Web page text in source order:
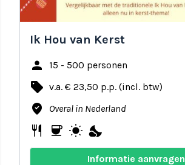
Ik Hou van Kerst
person 15 - 500 personen
local_offer v.a. € 23,50 p.p. (incl. btw)
where_to_vote Overal in Nederland
restaurant coffee wb_sunny nights_stay
Informatie aanvragen